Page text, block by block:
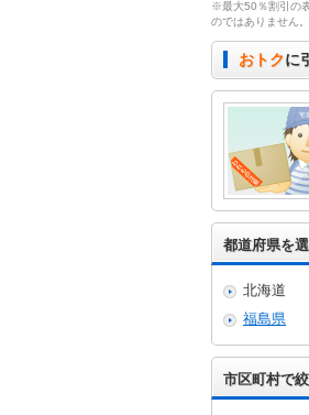
※最大50％割引の
のではありません。
おトクに
都道府県を
北海道
福島県
市区町村で